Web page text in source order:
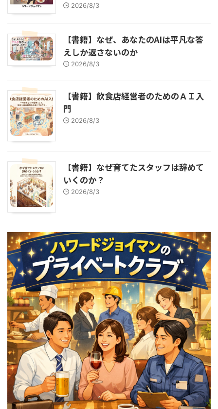
2026/8/3
【書籍】なぜ、あなたのAIは平凡な答
えしか返さないのか
2026/8/3
【書籍】飲食店経営者のためのＡＩ入
門
2026/8/3
【書籍】なぜ育てたスタッフは辞めて
いくのか？
2026/8/3